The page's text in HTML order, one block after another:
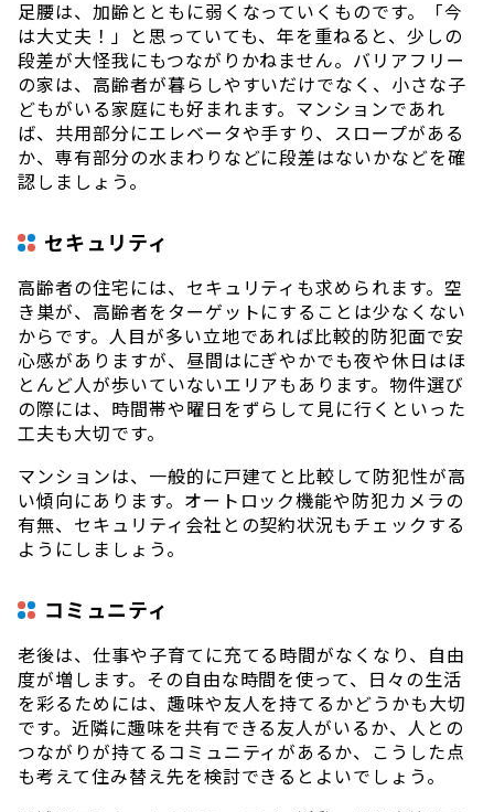
足腰は、加齢とともに弱くなっていくものです。「今
は大丈夫！」と思っていても、年を重ねると、少しの
段差が大怪我にもつながりかねません。バリアフリー
の家は、高齢者が暮らしやすいだけでなく、小さな子
どもがいる家庭にも好まれます。マンションであれ
ば、共用部分にエレベータや手すり、スロープがある
か、専有部分の水まわりなどに段差はないかなどを確
認しましょう。
セキュリティ
高齢者の住宅には、セキュリティも求められます。空
き巣が、高齢者をターゲットにすることは少なくない
からです。人目が多い立地であれば比較的防犯面で安
心感がありますが、昼間はにぎやかでも夜や休日はほ
とんど人が歩いていないエリアもあります。物件選び
の際には、時間帯や曜日をずらして見に行くといった
工夫も大切です。
マンションは、一般的に戸建てと比較して防犯性が高
い傾向にあります。オートロック機能や防犯カメラの
有無、セキュリティ会社との契約状況もチェックする
ようにしましょう。
コミュニティ
老後は、仕事や子育てに充てる時間がなくなり、自由
度が増します。その自由な時間を使って、日々の生活
を彩るためには、趣味や友人を持てるかどうかも大切
です。近隣に趣味を共有できる友人がいるか、人との
つながりが持てるコミュニティがあるか、こうした点
も考えて住み替え先を検討できるとよいでしょう。